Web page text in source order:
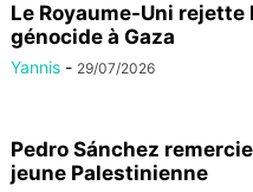
Le Royaume-Uni rejette
génocide à Gaza
Yannis - 29/07/2026
Pedro Sánchez
jeune Palestinienne